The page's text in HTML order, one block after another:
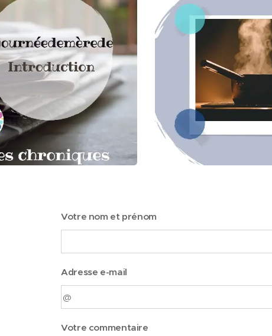
Votre nom et prénom
Adresse e-mail
Votre commentaire